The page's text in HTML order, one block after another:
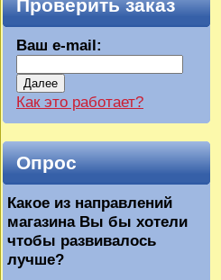
Проверить заказ
Ваш e-mail:
Далее
Как это работает?
Опрос
Какое из направлений
магазина Вы бы хотели
чтобы развивалось
лучше?